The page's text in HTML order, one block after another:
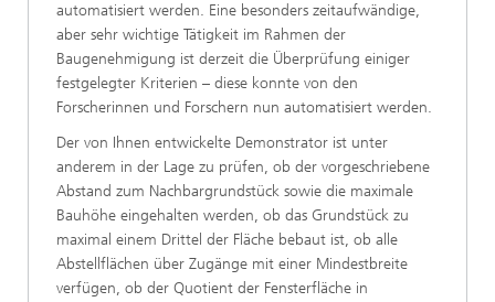
automatisiert werden. Eine besonders zeitaufwändige,
aber sehr wichtige Tätigkeit im Rahmen der
Baugenehmigung ist derzeit die Überprüfung einiger
festgelegter Kriterien – diese konnte von den
Forscherinnen und Forschern nun automatisiert werden.
Der von Ihnen entwickelte Demonstrator ist unter
anderem in der Lage zu prüfen, ob der vorgeschriebene
Abstand zum Nachbargrundstück sowie die maximale
Bauhöhe eingehalten werden, ob das Grundstück zu
maximal einem Drittel der Fläche bebaut ist, ob alle
Abstellflächen über Zugänge mit einer Mindestbreite
verfügen, ob der Quotient der Fensterfläche in